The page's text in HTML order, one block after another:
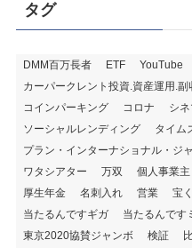
タグ
DMM百万長者 ETF YouTube
カーパークレント投資.資産運用.副
コインパーキング
コロナ
シ
ソーシャルレンディング
タイム
プラン・インターナショナル・ジ
ワタシアター
万双 個人事業主
厚生年金
名刺入れ 営業 宝
当たるんですギガ
当たるんです
東京2020協賛ジャンボ
検証